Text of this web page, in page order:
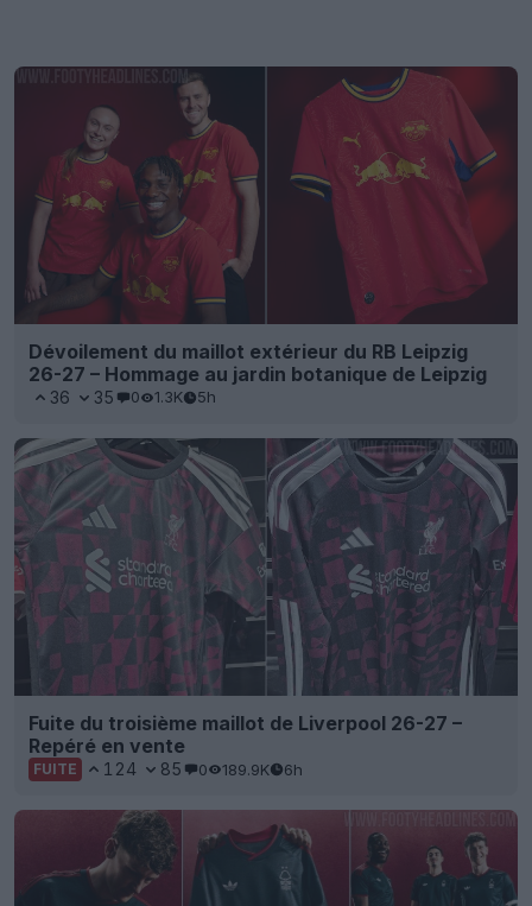
Dévoilement du maillot extérieur du RB Leipzig
26-27 – Hommage au jardin botanique de Leipzig
36 35 0 1.3K 5h
Fuite du troisième maillot de Liverpool 26-27 –
Repéré en vente
FUITE 124 85 0 189.9K 6h